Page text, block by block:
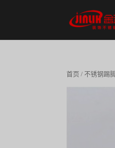
首页 / 不锈钢踢